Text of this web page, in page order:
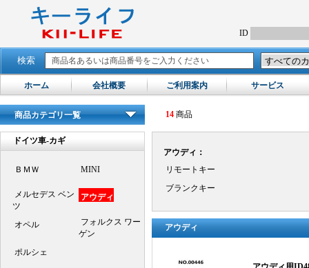
ID
検索
ホーム 会社概要 ご利用案内 サービス
商品カテゴリ一覧 14 商品
ドイツ車-カギ
ＢＭＷ MINI
メルセデス ベン
ツ
アウディ
オペル
フォルクス ワー
ゲン
ポルシェ
アウディ：
リモートキー
ブランクキー
アウディ